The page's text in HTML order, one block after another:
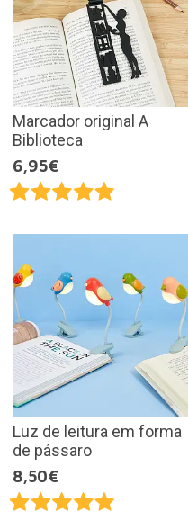
Marcador original A
Biblioteca
6,95€
Luz de leitura em forma
de pássaro
8,50€